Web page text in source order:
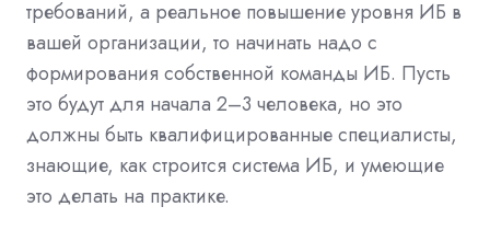
требований, а реальное повышение уровня ИБ в
вашей организации, то начинать надо с
формирования собственной команды ИБ. Пусть
это будут для начала 2–3 человека, но это
должны быть квалифицированные специалисты,
знающие, как строится система ИБ, и умеющие
это делать на практике.